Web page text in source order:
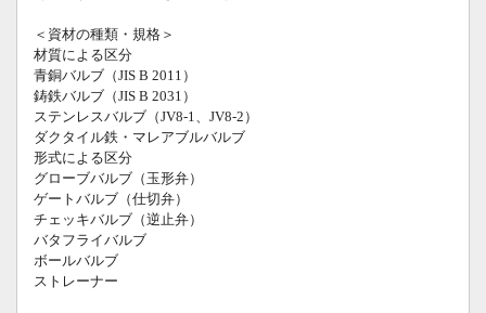
＜資材の種類・規格＞
材質による区分
青銅バルブ（JIS B 2011）
鋳鉄バルブ（JIS B 2031）
ステンレスバルブ（JV8-1、JV8-2）
ダクタイル鉄・マレアブルバルブ
形式による区分
グローブバルブ（玉形弁）
ゲートバルブ（仕切弁）
チェッキバルブ（逆止弁）
バタフライバルブ
ボールバルブ
ストレーナー